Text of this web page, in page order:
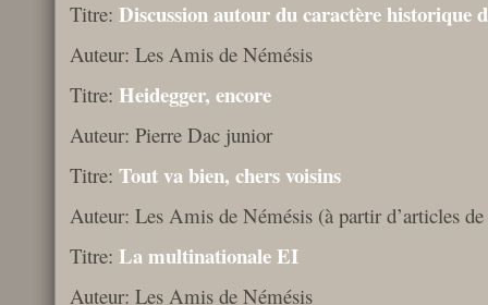
Titre: Discussion autour du caractère historique
Auteur: Les Amis de Némésis
Titre: Heidegger, encore
Auteur: Pierre Dac junior
Titre: Tout va bien, chers voisins
Auteur: Les Amis de Némésis (à partir d’articles
Titre: La multinationale EI
Auteur: Les Amis de Némésis